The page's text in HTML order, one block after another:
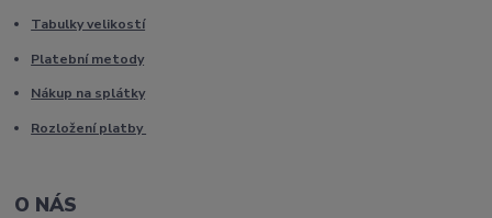
Tabulky velikostí
Platební metody
Nákup na splátky
Rozložení platby
O NÁS